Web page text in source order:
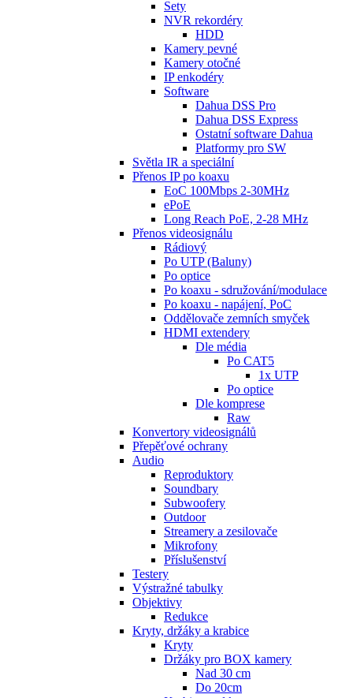
Sety
NVR rekordéry
HDD
Kamery pevné
Kamery otočné
IP enkodéry
Software
Dahua DSS Pro
Dahua DSS Express
Ostatní software Dahua
Platformy pro SW
Světla IR a speciální
Přenos IP po koaxu
EoC 100Mbps 2-30MHz
ePoE
Long Reach PoE, 2-28 MHz
Přenos videosignálu
Rádiový
Po UTP (Baluny)
Po optice
Po koaxu - sdružování/modulace
Po koaxu - napájení, PoC
Oddělovače zemních smyček
HDMI extendery
Dle média
Po CAT5
1x UTP
Po optice
Dle komprese
Raw
Konvertory videosignálů
Přepěťové ochrany
Audio
Reproduktory
Soundbary
Subwoofery
Outdoor
Streamery a zesilovače
Mikrofony
Příslušenství
Testery
Výstražné tabulky
Objektivy
Redukce
Kryty, držáky a krabice
Kryty
Držáky pro BOX kamery
Nad 30 cm
Do 20cm